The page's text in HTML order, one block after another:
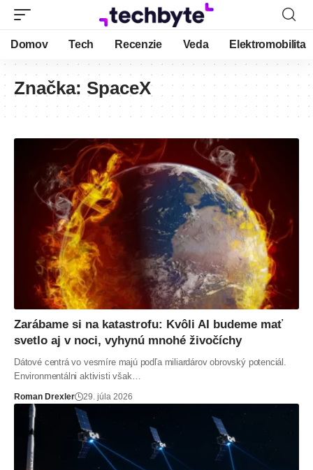
Domov Tech Recenzie Veda Elektromobilita
Značka: SpaceX
Zarábame si na katastrofu: Kvôli AI budeme mať
svetlo aj v noci, vyhynú mnohé živočíchy
Dátové centrá vo vesmíre majú podľa miliardárov obrovský potenciál.
Environmentálni aktivisti však…
Roman Drexler 29. júla 2026